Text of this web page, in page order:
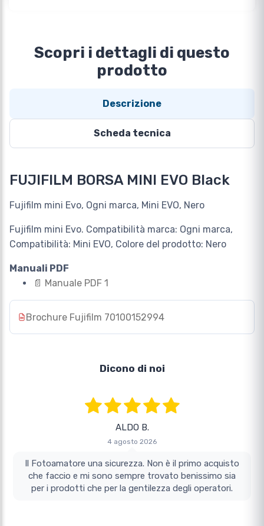
Scopri i dettagli di questo
prodotto
Descrizione
Scheda tecnica
FUJIFILM BORSA MINI EVO Black
Fujifilm mini Evo, Ogni marca, Mini EVO, Nero
Fujifilm mini Evo. Compatibilità marca: Ogni marca,
Compatibilità: Mini EVO, Colore del prodotto: Nero
Manuali PDF
📄 Manuale PDF 1
Brochure Fujifilm 70100152994
Dicono di noi
ALDO B.
4 agosto 2026
Il Fotoamatore una sicurezza. Non è il primo acquisto
che faccio e mi sono sempre trovato benissimo sia
per i prodotti che per la gentilezza degli operatori.